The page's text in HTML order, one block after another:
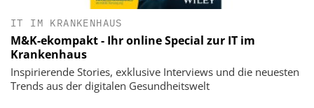
IT IM KRANKENHAUS
M&K-ekompakt - Ihr online Special zur IT im
Krankenhaus
Inspirierende Stories, exklusive Interviews und die neuesten
Trends aus der digitalen Gesundheitswelt